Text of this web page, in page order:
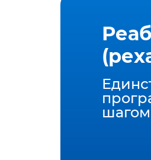
шагом